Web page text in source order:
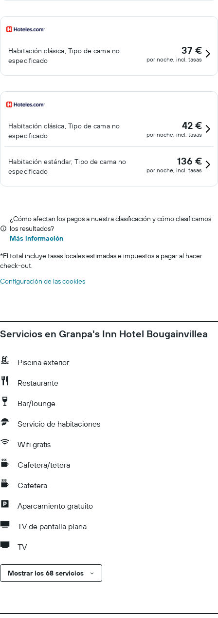
Habitación clásica, Tipo de cama no
especificado
37 €
por noche, incl. tasas
Habitación clásica, Tipo de cama no
especificado
42 €
por noche, incl. tasas
Habitación estándar, Tipo de cama no
especificado
136 €
por noche, incl. tasas
¿Cómo afectan los pagos a nuestra clasificación y cómo clasificamos
los resultados?
Más información
*El total incluye tasas locales estimadas e impuestos a pagar al hacer
check-out.
Configuración de las cookies
Servicios en Granpa's Inn Hotel Bougainvillea
Piscina exterior
Restaurante
Bar/lounge
Servicio de habitaciones
Wifi gratis
Cafetera/tetera
Cafetera
Aparcamiento gratuito
TV de pantalla plana
TV
Mostrar los 68 servicios